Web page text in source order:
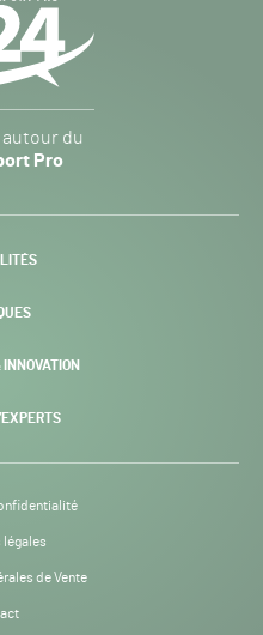
autour du
Pro
INNOVATION
légales
de Vente